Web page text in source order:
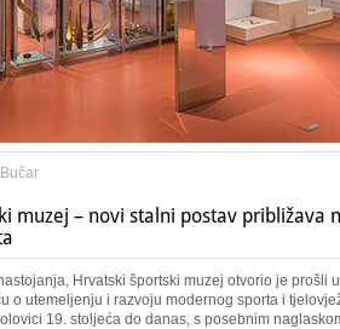
muzej – novi stalni postav približava
Hrvatski športski muzej otvorio je prošli
o utemeljenju i razvoju modernog sporta i
19. stoljeća do danas, s posebnim